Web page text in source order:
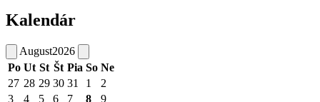
Kalendár
August2026
Po Ut St Št Pia So Ne
27 28 29 30 31 1
2
3
4 5 6 7 8
9